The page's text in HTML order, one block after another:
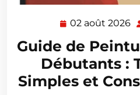
02 août 2026
Guide de
Débutants :
Simples et